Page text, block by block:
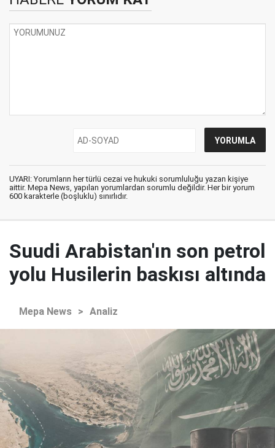
UYARI: Yorumların her türlü cezai ve hukuki sorumluluğu yazan kişiye
aittir. Mepa News, yapılan yorumlardan sorumlu değildir. Her bir yorum
600 karakterle (boşluklu) sınırlıdır.
Suudi Arabistan'ın son petrol
yolu Husilerin baskısı altında
Mepa News > Analiz